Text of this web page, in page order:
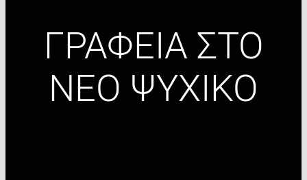
ΓΡΑΦΕΙΑ ΣΤΟ
ΝΕΟ ΨΥΧΙΚΟ